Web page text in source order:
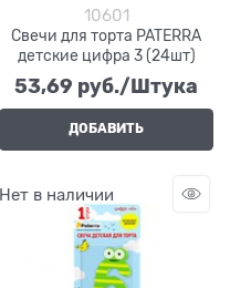
10601
Свечи для торта PATERRA
детские цифра 3 (24шт)
53,69 руб./Штука
ДОБАВИТЬ
Нет в наличии